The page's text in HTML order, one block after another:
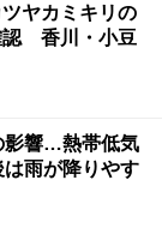
ヤカミキリの
認 香川・小豆
影響…熱帯低気
雨が降りやす